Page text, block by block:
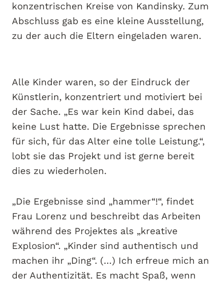
konzentrischen Kreise von Kandinsky. Zum
Abschluss gab es eine kleine Ausstellung,
zu der auch die Eltern eingeladen waren.
Alle Kinder waren, so der Eindruck der
Künstlerin, konzentriert und motiviert bei
der Sache. „Es war kein Kind dabei, das
keine Lust hatte. Die Ergebnisse sprechen
für sich, für das Alter eine tolle Leistung.“,
lobt sie das Projekt und ist gerne bereit
dies zu wiederholen.
„Die Ergebnisse sind „hammer“!“, findet
Frau Lorenz und beschreibt das Arbeiten
während des Projektes als „kreative
Explosion“. „Kinder sind authentisch und
machen ihr „Ding“. (…) Ich erfreue mich an
der Authentizität. Es macht Spaß, wenn